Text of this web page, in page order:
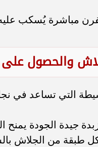
مباشرة يُسكب
والحصول
التي تساعد في
جيدة الجودة يمنح
من الجلاش